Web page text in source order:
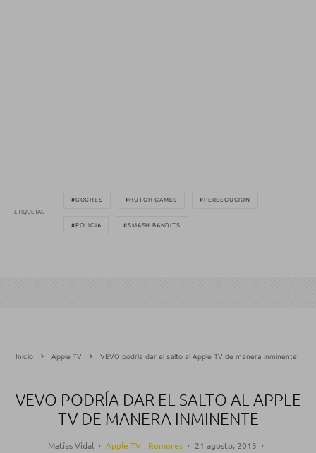
ETIQUETAS
COCHES HUTCH GAMES PERSECUCIÓN
POLICIA SMASH BANDITS
Inicio Apple TV VEVO podría dar el salto al Apple TV de manera inminente
VEVO PODRÍA DAR EL SALTO AL APPLE
TV DE MANERA INMINENTE
Matías Vidal · Apple TV Rumores · 21 agosto, 2013 ·